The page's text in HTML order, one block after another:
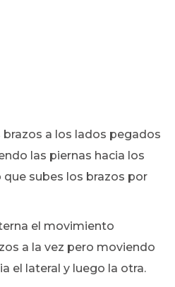
a los lados pegados
las piernas hacia los
subes los brazos por
el movimiento
a la vez pero moviendo
el lateral y luego la otra.